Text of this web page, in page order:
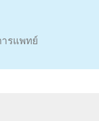
ารแพทย์